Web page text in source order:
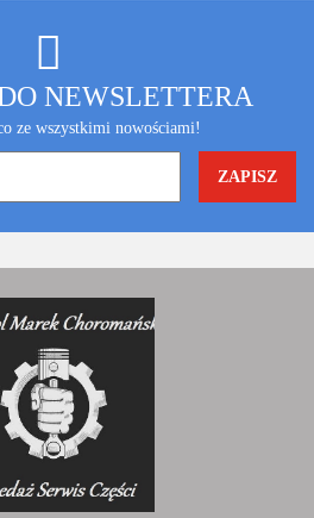
NEWSLETTERA
ze wszystkimi nowościami!